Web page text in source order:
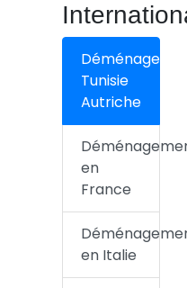
Tunisie
Autriche
en
France
en Italie